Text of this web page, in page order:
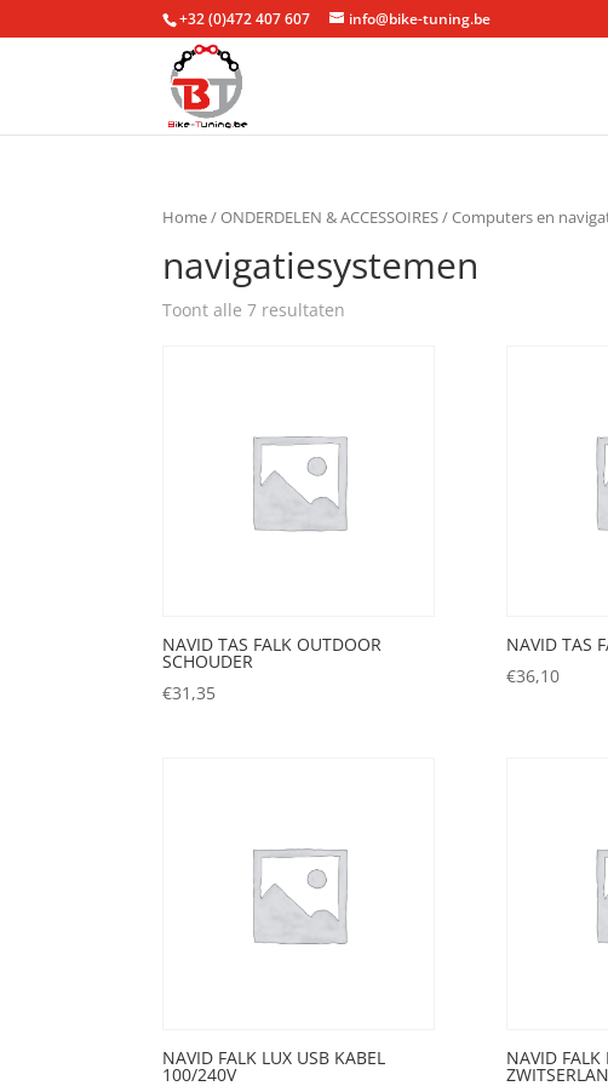
+32 (0)472 407 607 info@bike-tuning.be
Home/ONDERDELEN & ACCESSOIRES/Computers en
navigatiesystemen
Toont alle 7 resultaten
NAVID TAS FALK OUTDOOR
SCHOUDER
€31,35
NAVID TAS
€36,10
NAVID FALK LUX USB KABEL
100/240V
NAVID